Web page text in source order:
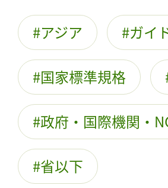
アジア ガイ
国家標準規格
政府・国際機関・
省以下